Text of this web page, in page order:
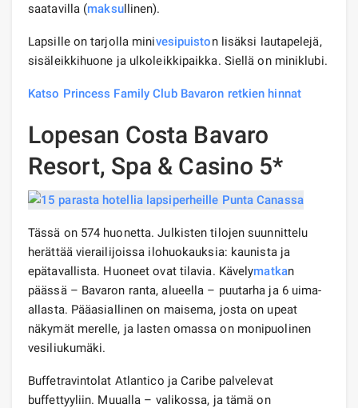
saatavilla (maksullinen).
Lapsille on tarjolla minivesipuiston lisäksi lautapelejä,
sisäleikkihuone ja ulkoleikkipaikka. Siellä on miniklubi.
Katso Princess Family Club Bavaron retkien hinnat
Lopesan Costa Bavaro
Resort, Spa & Casino 5*
Tässä on 574 huonetta. Julkisten tilojen suunnittelu
herättää vierailijoissa ilohuokauksia: kaunista ja
epätavallista. Huoneet ovat tilavia. Kävelymatkan
päässä – Bavaron ranta, alueella – puutarha ja 6 uima-
allasta. Pääasiallinen on maisema, josta on upeat
näkymät merelle, ja lasten omassa on monipuolinen
vesiliukumäki.
Buffetravintolat Atlantico ja Caribe palvelevat
buffettyyliin. Muualla – valikossa, ja tämä on